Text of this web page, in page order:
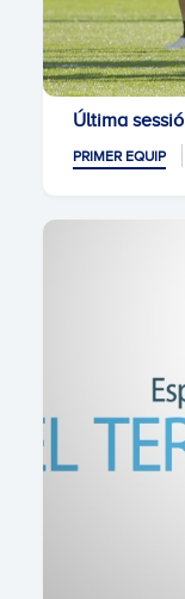
Última sessió
PRIMER EQUIP